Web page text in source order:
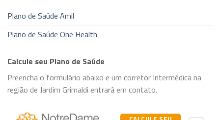
Plano de Saúde Amil
Plano de Saúde One Health
Calcule seu Plano de Saúde
Preencha o formulário abaixo e um corretor Intermédica na
região de Jardim Grimaldi entrará em contato.